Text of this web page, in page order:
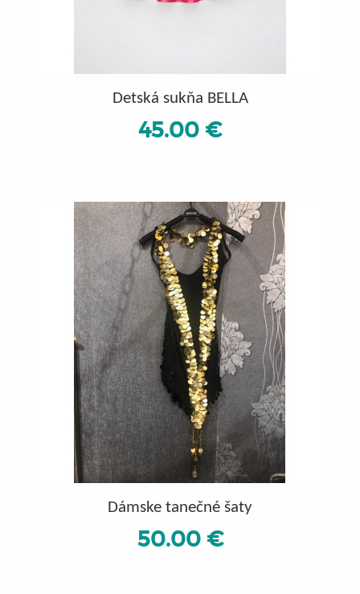
Detská sukňa BELLA
45.00 €
Dámske tanečné šaty
50.00 €